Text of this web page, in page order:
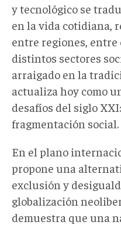
y tecnológico se
en la vida cotidiana,
entre regiones, entre
distintos sectores
arraigado en la
actualiza hoy como
desafíos del siglo
fragmentación social.
En el plano
propone una
exclusión y
globalización
demuestra que una